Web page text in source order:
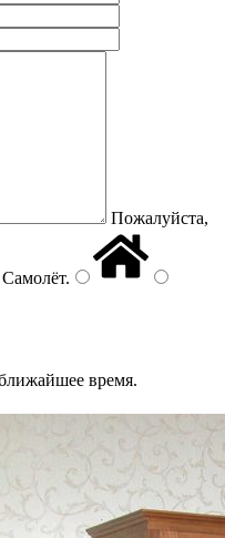
Пожалуйста,
Самолёт.
время.